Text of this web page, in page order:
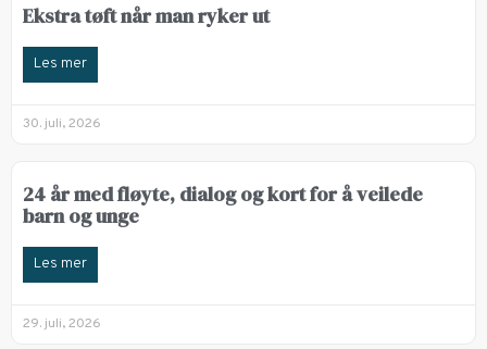
Ekstra tøft når man ryker ut
Les mer
30. juli, 2026
24 år med fløyte, dialog og kort for å veilede
barn og unge
Les mer
29. juli, 2026